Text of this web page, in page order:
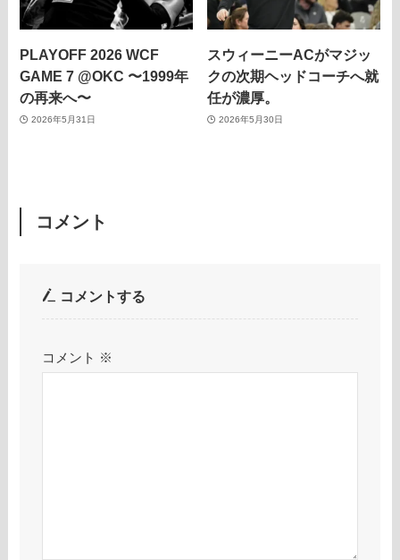
PLAYOFF 2026 WCF
GAME 7 @OKC 〜1999年
の再来へ〜
2026年5月31日
スウィーニーACがマジッ
クの次期ヘッドコーチへ就
任が濃厚。
2026年5月30日
コメント
コメントする
コメント ※